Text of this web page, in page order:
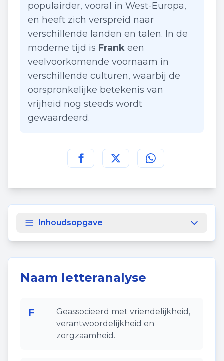
populairder, vooral in West-Europa,
en heeft zich verspreid naar
verschillende landen en talen. In de
moderne tijd is Frank een
veelvoorkomende voornaam in
verschillende culturen, waarbij de
oorspronkelijke betekenis van
vrijheid nog steeds wordt
gewaardeerd.
Deel deze pagina op
Deel deze pagina op
Deel deze pagina
Inhoudsopgave
Naam letteranalyse
F
Geassocieerd met vriendelijkheid,
verantwoordelijkheid en
zorgzaamheid.